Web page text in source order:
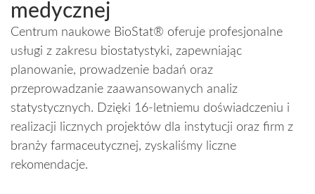
medycznej
Centrum naukowe BioStat® oferuje profesjonalne
usługi z zakresu biostatystyki, zapewniając
planowanie, prowadzenie badań oraz
przeprowadzanie zaawansowanych analiz
statystycznych. Dzięki 16-letniemu doświadczeniu i
realizacji licznych projektów dla instytucji oraz firm z
branży farmaceutycznej, zyskaliśmy liczne
rekomendacje.